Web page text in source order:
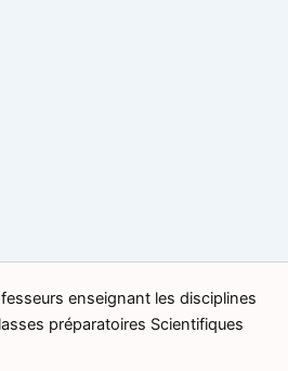
enseignant les disciplines
préparatoires Scientifiques